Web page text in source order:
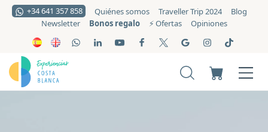
+34 641 357 858 Quiénes somos Traveller Trip 2024
Blog
Newsletter
Bonos regalo ⚡️ Ofertas Opiniones